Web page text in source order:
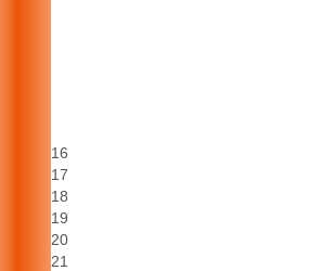
16
17
18
19
20
21